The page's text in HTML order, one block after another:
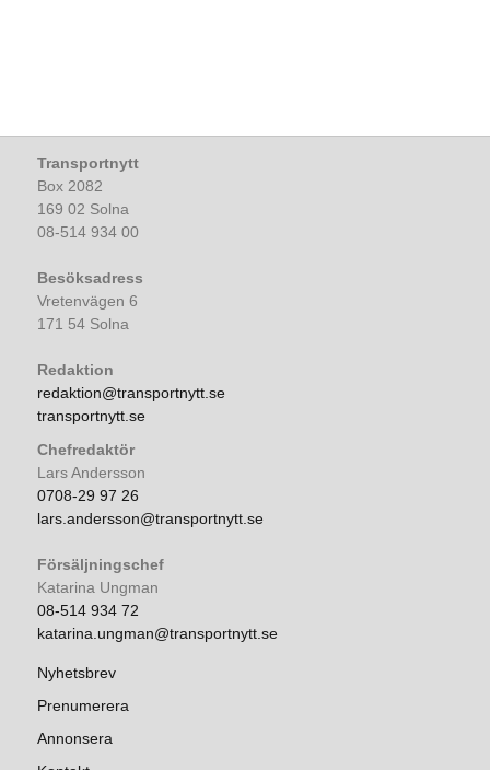
Transportnytt
Box 2082
169 02 Solna
08-514 934 00
Besöksadress
Vretenvägen 6
171 54 Solna
Redaktion
redaktion@transportnytt.se
transportnytt.se
Chefredaktör
Lars Andersson
0708-29 97 26
lars.andersson@transportnytt.se
Försäljningschef
Katarina Ungman
08-514 934 72
katarina.ungman@transportnytt.se
Nyhetsbrev
Prenumerera
Annonsera